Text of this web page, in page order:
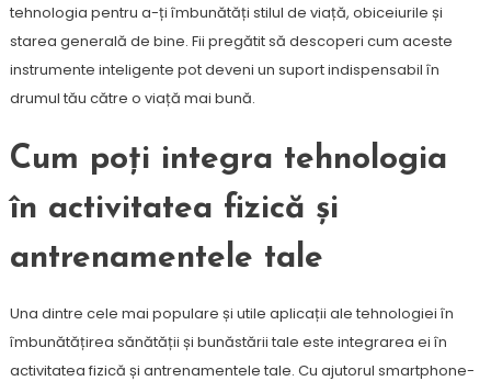
tehnologia pentru a-ți îmbunătăți stilul de viață, obiceiurile și
starea generală de bine. Fii pregătit să descoperi cum aceste
instrumente inteligente pot deveni un suport indispensabil în
drumul tău către o viață mai bună.
Cum poți integra tehnologia
în activitatea fizică și
antrenamentele tale
Una dintre cele mai populare și utile aplicații ale tehnologiei în
îmbunătățirea sănătății și bunăstării tale este integrarea ei în
activitatea fizică și antrenamentele tale. Cu ajutorul smartphone-